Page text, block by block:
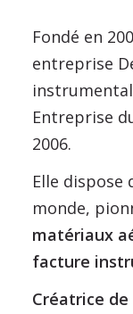
Fondé en
entreprise
Entreprise
2006.
Elle dispose
monde,
matériaux
facture
Créatrice